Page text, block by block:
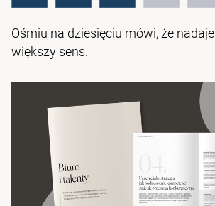
Ośmiu na dziesięciu mówi, że
większy sens.